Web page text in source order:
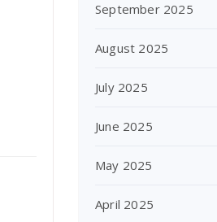
September 2025
August 2025
July 2025
June 2025
May 2025
April 2025